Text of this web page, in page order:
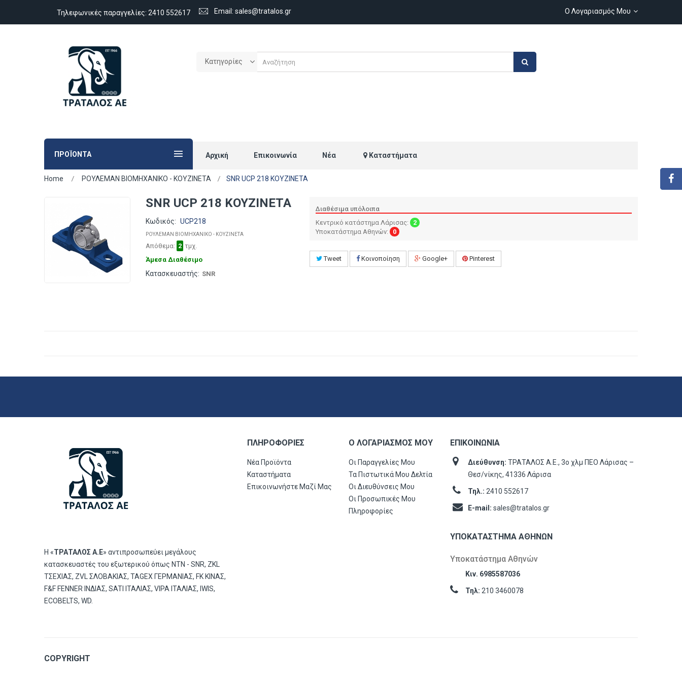
Ο Λογαριασμός Μου
Τηλεφωνικές παραγγελίες: 2410 552617 Email: sales@tratalos.gr
Κατηγορίες
ΠΡΟΪΟΝΤΑ Αρχική Επικοινωνία Νέα Καταστήματα
Home ΡΟΥΛΕΜΑΝ ΒΙΟΜΗΧΑΝΙΚΟ - ΚΟΥΖΙΝΕΤΑ SNR UCP 218 ΚΟΥΖΙΝΕΤΑ
SNR UCP 218 ΚΟΥΖΙΝΕΤΑ
Κωδικός: UCP218
ΡΟΥΛΕΜΑΝ ΒΙΟΜΗΧΑΝΙΚΟ - ΚΟΥΖΙΝΕΤΑ
Απόθεμα: 2 τμχ.
Άμεσα Διαθέσιμο
Κατασκευαστής: SNR
Διαθέσιμα υπόλοιπα
Κεντρικό κατάστημα Λάρισας: 2
Υποκατάστημα Αθηνών: 0
Tweet Κοινοποίηση Google+ Pinterest
Η «ΤΡΑΤΑΛΟΣ Α.Ε» αντιπροσωπεύει μεγάλους
κατασκευαστές του εξωτερικού όπως ΝΤΝ - SNR, ZKL
ΤΣΕΧΙΑΣ, ZVL ΣΛΟΒΑΚΙΑΣ, TAGEX ΓΕΡΜΑΝΙΑΣ, FK ΚΙΝΑΣ,
F&F FENNER ΙΝΔΙΑΣ, SATI ΙΤΑΛΙΑΣ, VIPA ΙΤΑΛΙΑΣ, IWIS,
ECOBELTS, WD.
ΠΛΗΡΟΦΟΡΊΕΣ
Νέα Προϊόντα
Καταστήματα
Επικοινωνήστε Μαζί Μας
Ο ΛΟΓΑΡΙΑΣΜΌΣ ΜΟΥ
Οι Παραγγελίες Μου
Τα Πιστωτικά Μου Δελτία
Οι Διευθύνσεις Μου
Οι Προσωπικές Μου
Πληροφορίες
ΕΠΙΚΟΙΝΩΝΊΑ
Διεύθυνση: ΤΡΑΤΑΛΟΣ Α.Ε., 3ο χλμ ΠΕΟ Λάρισας –
Θεσ/νίκης, 41336 Λάρισα
Τηλ.: 2410 552617
E-mail: sales@tratalos.gr
ΥΠΟΚΑΤΆΣΤΗΜΑ ΑΘΗΝΏΝ
Υποκατάστημα Αθηνών
Κιν. 6985587036
Τηλ: 210 3460078
COPYRIGHT